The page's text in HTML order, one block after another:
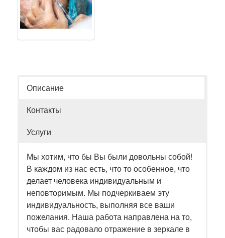
Описание
Контакты
Услуги
Мы хотим, что бы Вы были довольны собой!
В каждом из нас есть, что то особенное, что
делает человека индивидуальным и
неповторимым. Мы подчеркиваем эту
индивидуальность, выполняя все ваши
пожелания. Наша работа направлена на то,
чтобы вас радовало отражение в зеркале в